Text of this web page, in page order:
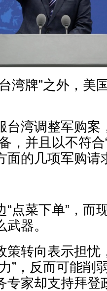
湾牌”之外，美
台湾调整军购案
，并且以不符
面的几项军购请
点菜下单”，而
器。
策转向表示担忧
”，反而可能削
专家却支持拜登